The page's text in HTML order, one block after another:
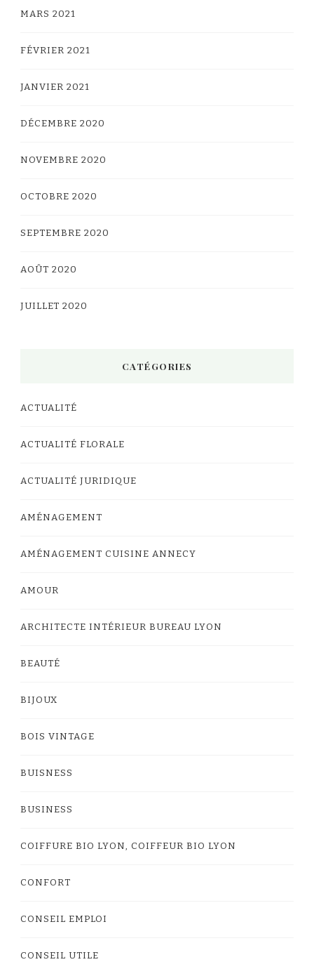
MARS 2021
FÉVRIER 2021
JANVIER 2021
DÉCEMBRE 2020
NOVEMBRE 2020
OCTOBRE 2020
SEPTEMBRE 2020
AOÛT 2020
JUILLET 2020
CATÉGORIES
ACTUALITÉ
ACTUALITÉ FLORALE
ACTUALITÉ JURIDIQUE
AMÉNAGEMENT
AMÉNAGEMENT CUISINE ANNECY
AMOUR
ARCHITECTE INTÉRIEUR BUREAU LYON
BEAUTÉ
BIJOUX
BOIS VINTAGE
BUISNESS
BUSINESS
COIFFURE BIO LYON, COIFFEUR BIO LYON
CONFORT
CONSEIL EMPLOI
CONSEIL UTILE